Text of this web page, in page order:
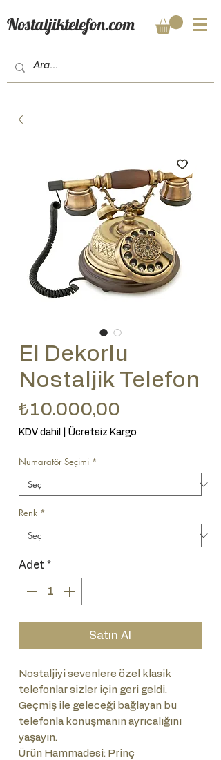
Nostaljiktelefon.com
El Dekorlu
Nostaljik Telefon
₺10.000,00
KDV dahil Ücretsiz Kargo
Numaratör Seçimi *
Renk *
Adet *
Satın Al
Nostaljiyi sevenlere özel klasik
telefonlar sizler için geri geldi.
Geçmiş ile geleceği bağlayan bu
telefonla konuşmanın ayrıcalığını
yaşayın.
Ürün Hammadesi: Prinç